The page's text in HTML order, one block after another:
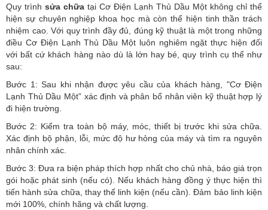
Quy trình sửa chữa tại Cơ Điện Lạnh Thủ Dầu Một không chỉ thể
hiện sự chuyên nghiệp khoa học mà còn thể hiện tinh thần trách
nhiệm cao. Với quy trình đầy đủ, đúng kỹ thuật là một trong những
điều Cơ Điện Lạnh Thủ Dầu Một luôn nghiêm ngặt thực hiện đối
với bất cứ khách hàng nào dù là lớn hay bé, quy trình cụ thể như
sau:
Bước 1: Sau khi nhận được yêu cầu của khách hàng, "Cơ Điện
Lạnh Thủ Dầu Một” xác định và phân bổ nhân viên kỹ thuật hợp lý
đi hiện trường.
Bước 2: Kiểm tra toàn bộ máy, móc, thiết bị trước khi sửa chữa.
Xác định bộ phận, lỗi, mức độ hư hỏng của máy và tìm ra nguyên
nhân chính xác.
Bước 3: Đưa ra biện pháp thích hợp nhất cho chủ nhà, báo giá trọn
gói hoặc phát sinh (nếu có). Nếu khách hàng đồng ý thực hiện thì
tiến hành sửa chữa, thay thế linh kiện (nếu cần). Đảm bảo linh kiện
mới 100%, chính hãng và chất lượng.